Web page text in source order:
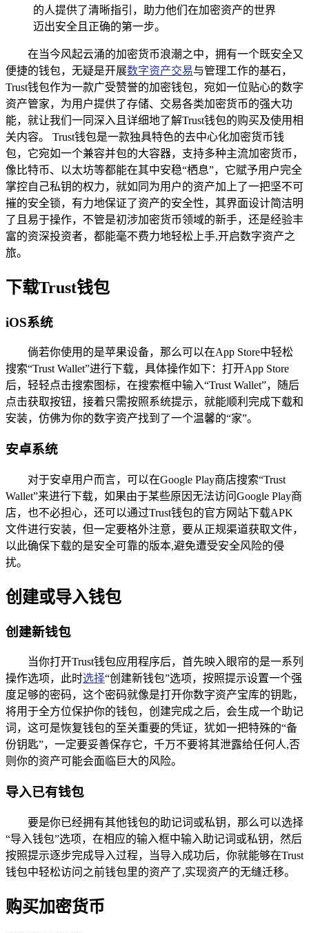
的人提供了清晰指引，助力他们在加密资产的世界
迈出安全且正确的第一步。
在当今风起云涌的加密货币浪潮之中，拥有一个既安全又
便捷的钱包，无疑是开展数字资产交易与管理工作的基石，
Trust钱包作为一款广受赞誉的加密钱包，宛如一位贴心的数字
资产管家，为用户提供了存储、交易各类加密货币的强大功
能，就让我们一同深入且详细地了解Trust钱包的购买及使用相
关内容。 Trust钱包是一款独具特色的去中心化加密货币钱
包，它宛如一个兼容并包的大容器，支持多种主流加密货币，
像比特币、以太坊等都能在其中安稳“栖息”，它赋予用户完全
掌控自己私钥的权力，就如同为用户的资产加上了一把坚不可
摧的安全锁，有力地保证了资产的安全性，其界面设计简洁明
了且易于操作，不管是初涉加密货币领域的新手，还是经验丰
富的资深投资者，都能毫不费力地轻松上手,开启数字资产之
旅。
下载Trust钱包
iOS系统
倘若你使用的是苹果设备，那么可以在App Store中轻松
搜索“Trust Wallet”进行下载，具体操作如下：打开App Store
后，轻轻点击搜索图标，在搜索框中输入“Trust Wallet”，随后
点击获取按钮，接着只需按照系统提示，就能顺利完成下载和
安装，仿佛为你的数字资产找到了一个温馨的“家”。
安卓系统
对于安卓用户而言，可以在Google Play商店搜索“Trust
Wallet”来进行下载，如果由于某些原因无法访问Google Play商
店，也不必担心，还可以通过Trust钱包的官方网站下载APK
文件进行安装，但一定要格外注意，要从正规渠道获取文件，
以此确保下载的是安全可靠的版本,避免遭受安全风险的侵
扰。
创建或导入钱包
创建新钱包
当你打开Trust钱包应用程序后，首先映入眼帘的是一系列
操作选项，此时选择“创建新钱包”选项，按照提示设置一个强
度足够的密码，这个密码就像是打开你数字资产宝库的钥匙，
将用于全方位保护你的钱包，创建完成之后，会生成一个助记
词，这可是恢复钱包的至关重要的凭证，犹如一把特殊的“备
份钥匙”，一定要妥善保存它，千万不要将其泄露给任何人,否
则你的资产可能会面临巨大的风险。
导入已有钱包
要是你已经拥有其他钱包的助记词或私钥，那么可以选择
“导入钱包”选项，在相应的输入框中输入助记词或私钥，然后
按照提示逐步完成导入过程，当导入成功后，你就能够在Trust
钱包中轻松访问之前钱包里的资产了,实现资产的无缝迁移。
购买加密货币